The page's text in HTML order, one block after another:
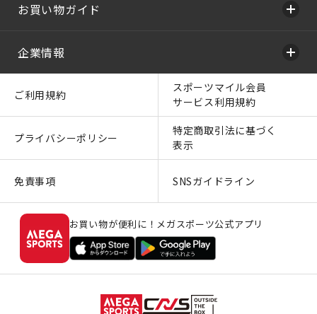
お買い物ガイド
企業情報
ご利用規約
スポーツマイル会員
サービス利用規約
プライバシーポリシー
特定商取引法に基づく
表示
免責事項 SNSガイドライン
お買い物が便利に！メガスポーツ公式アプリ